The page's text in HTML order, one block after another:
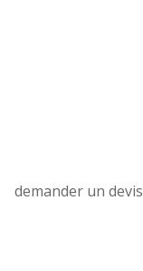
demander un devis